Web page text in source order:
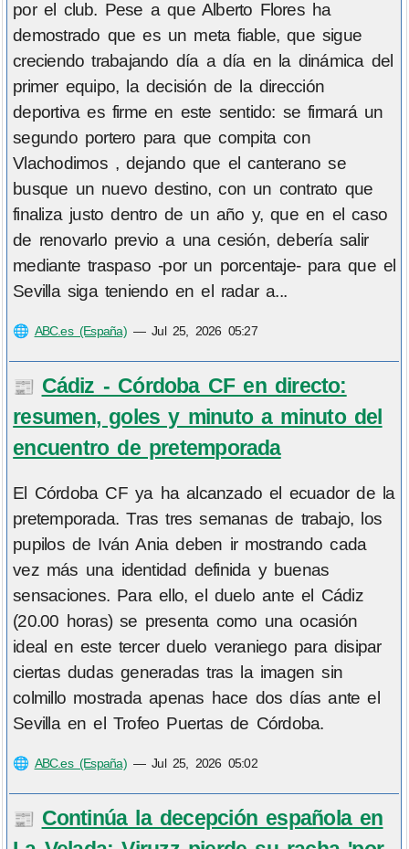
por el club. Pese a que Alberto Flores ha
demostrado que es un meta fiable, que sigue
creciendo trabajando día a día en la dinámica del
primer equipo, la decisión de la dirección
deportiva es firme en este sentido: se firmará un
segundo portero para que compita con
Vlachodimos , dejando que el canterano se
busque un nuevo destino, con un contrato que
finaliza justo dentro de un año y, que en el caso
de renovarlo previo a una cesión, debería salir
mediante traspaso -por un porcentaje- para que el
Sevilla siga teniendo en el radar a...
🌐 ABC.es (España)—Jul 25, 2026 05:27
📰 Cádiz - Córdoba CF en directo:
resumen, goles y minuto a minuto del
encuentro de pretemporada
El Córdoba CF ya ha alcanzado el ecuador de la
pretemporada. Tras tres semanas de trabajo, los
pupilos de Iván Ania deben ir mostrando cada
vez más una identidad definida y buenas
sensaciones. Para ello, el duelo ante el Cádiz
(20.00 horas) se presenta como una ocasión
ideal en este tercer duelo veraniego para disipar
ciertas dudas generadas tras la imagen sin
colmillo mostrada apenas hace dos días ante el
Sevilla en el Trofeo Puertas de Córdoba.
🌐 ABC.es (España)—Jul 25, 2026 05:02
📰 Continúa la decepción española en